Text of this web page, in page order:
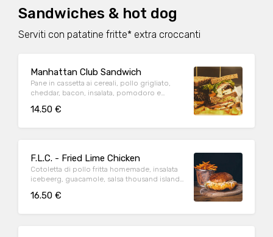
Sandwiches & hot dog
Serviti con patatine fritte* extra croccanti
Manhattan Club Sandwich
Pane in cassetta ai cereali, pollo grigliato,
cheddar, bacon, insalata, pomodoro e
14.50 €
F.L.C. - Fried Lime Chicken
Cotoletta di pollo fritta homemade, insalata
icebeerg, guacamole, salsa thousand island.
16.50 €